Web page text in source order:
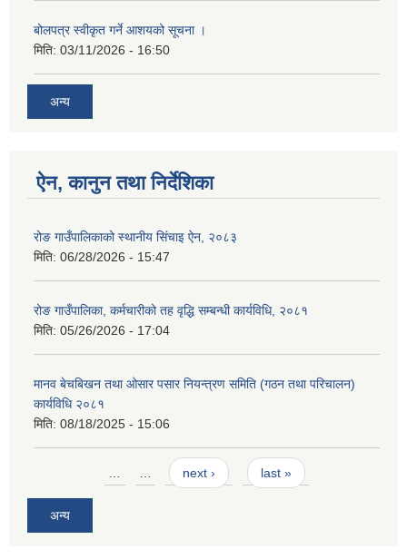
बोलपत्र स्वीकृत गर्ने आशयको सूचना ।
मिति: 03/11/2026 - 16:50
अन्य
ऐन, कानुन तथा निर्देशिका
रोङ गाउँपालिकाको स्थानीय सिंचाइ ऐन, २०८३
मिति: 06/28/2026 - 15:47
रोङ गाउँपालिका, कर्मचारीको तह वृद्धि सम्बन्धी कार्यविधि, २०८१
मिति: 05/26/2026 - 17:04
मानव बेचबिखन तथा ओसार पसार नियन्त्रण समिति (गठन तथा परिचालन)
कार्यविधि २०८१
मिति: 08/18/2025 - 15:06
… … next › last »
अन्य